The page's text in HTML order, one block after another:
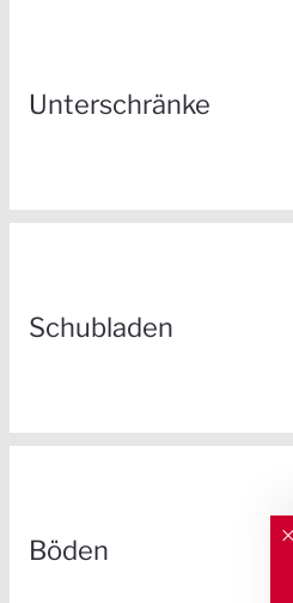
Unterschränke
Schubladen
Böden